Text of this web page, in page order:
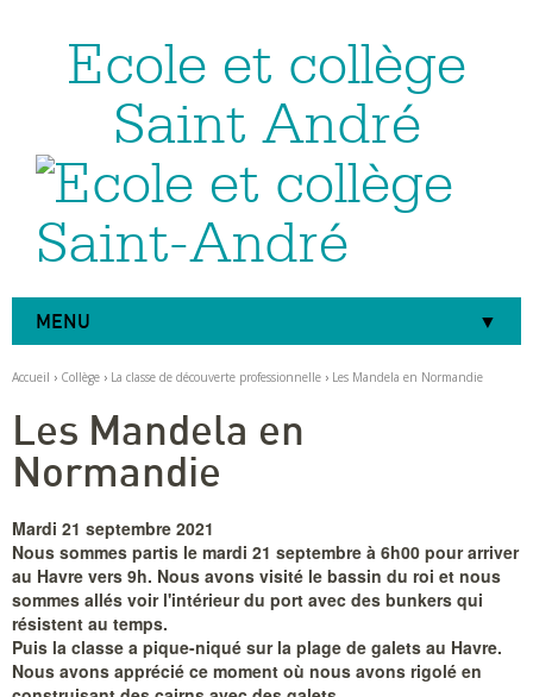
navigation
Ecole et collège
Saint André
MENU
Accueil › Collège › La classe de découverte professionnelle › Les Mandela en Normandie
Les Mandela en
Normandie
Mardi 21 septembre 2021
Nous sommes partis le mardi 21 septembre à 6h00 pour arriver
au Havre vers 9h. Nous avons visité le bassin du roi et nous
sommes allés voir l'intérieur du port avec des bunkers qui
résistent au temps.
Puis la classe a pique-niqué sur la plage de galets au Havre.
Nous avons apprécié ce moment où nous avons rigolé en